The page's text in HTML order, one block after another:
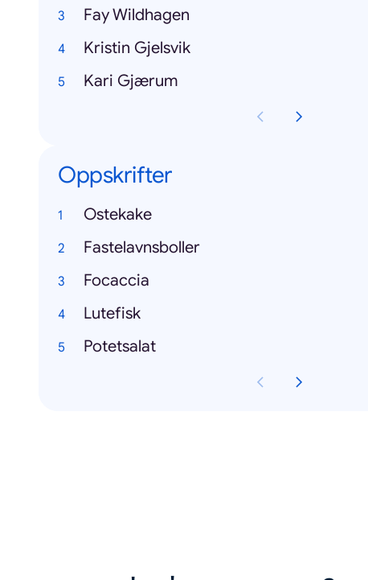
Fay Wildhagen
Kristin Gjelsvik
Kari Gjærum
Oppskrifter
Ostekake
Fastelavnsboller
Focaccia
Lutefisk
Potetsalat